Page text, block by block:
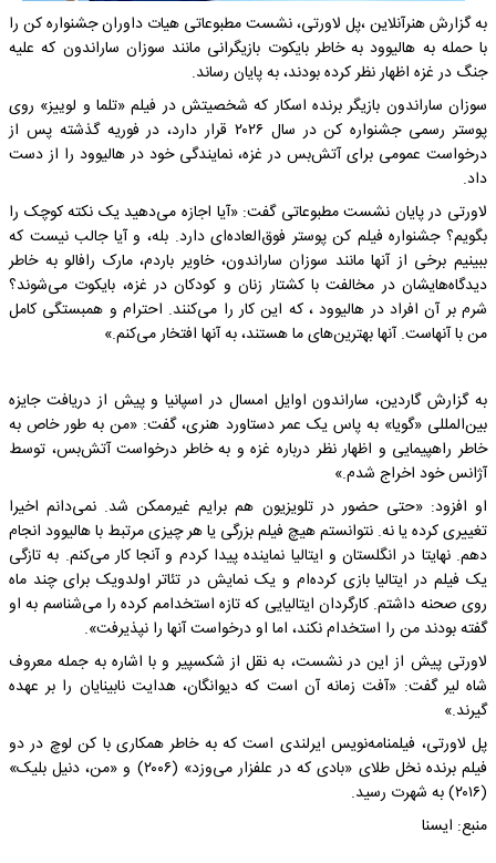
به گزارش هنرآنلاین ،پل لاورتی، نشست مطبوعاتی هیات داوران جشنواره کن را
با حمله به هالیوود به خاطر بایکوت بازیگرانی مانند سوزان ساراندون که علیه
جنگ در غزه اظهار نظر کرده بودند، به پایان رساند.
سوزان ساراندون بازیگر برنده اسکار که شخصیتش در فیلم «تلما و لوییز» روی
پوستر رسمی جشنواره کن در سال ۲۰۲۶ قرار دارد، در فوریه گذشته پس از
درخواست عمومی برای آتش‌بس در غزه، نمایندگی خود در هالیوود را از دست
داد.
لاورتی در پایان نشست مطبوعاتی گفت: «آیا اجازه می‌دهید یک نکته کوچک را
بگویم؟ جشنواره فیلم کن پوستر فوق‌العاده‌ای دارد. بله، و آیا جالب نیست که
ببینیم برخی از آنها مانند سوزان ساراندون، خاویر باردم، مارک رافالو به خاطر
دیدگاه‌هایشان در مخالفت با کشتار زنان و کودکان در غزه، بایکوت می‌شوند؟
شرم بر آن افراد در هالیوود ، که این کار را می‌کنند. احترام و همبستگی کامل
من با آنهاست. آنها بهترین‌های ما هستند، به آنها افتخار می‌کنم.»
به گزارش گاردین، ساراندون اوایل امسال در اسپانیا و پیش از دریافت جایزه
بین‌المللی «گویا» به پاس یک عمر دستاورد هنری، گفت: «من به طور خاص به
خاطر راهپیمایی و اظهار نظر درباره غزه و به خاطر درخواست آتش‌بس، توسط
آژانس خود اخراج شدم.»
او افزود: «حتی حضور در تلویزیون هم برایم غیرممکن شد. نمی‌دانم اخیرا
تغییری کرده یا نه. نتوانستم هیچ فیلم بزرگی یا هر چیزی مرتبط با هالیوود انجام
دهم. نهایتا در انگلستان و ایتالیا نماینده پیدا کردم و آنجا کار می‌کنم. به تازگی
یک فیلم در ایتالیا بازی کرده‌ام و یک نمایش در تئاتر اولدویک برای چند ماه
روی صحنه داشتم. کارگردان ایتالیایی که تازه استخدامم کرده را می‌شناسم به او
گفته بودند من را استخدام نکند، اما او درخواست آنها را نپذیرفت».
لاورتی پیش از این در نشست، به نقل از شکسپیر و با اشاره به جمله معروف
شاه لیر گفت: «آفت زمانه آن است که دیوانگان، هدایت نابینایان را بر عهده
گیرند.»
پل لاورتی، فیلمنامه‌نویس ایرلندی است که به خاطر همکاری با کن لوچ در دو
فیلم برنده نخل طلای «بادی که در علفزار می‌وزد» (۲۰۰۶) و «من، دنیل بلیک»
(۲۰۱۶) به شهرت رسید.
منبع: ایسنا